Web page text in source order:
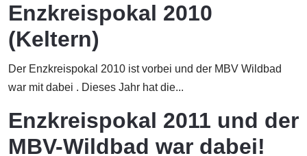
Enzkreispokal 2010
(Keltern)
Der Enzkreispokal 2010 ist vorbei und der MBV Wildbad
war mit dabei . Dieses Jahr hat die...
Enzkreispokal 2011 und der
MBV-Wildbad war dabei!